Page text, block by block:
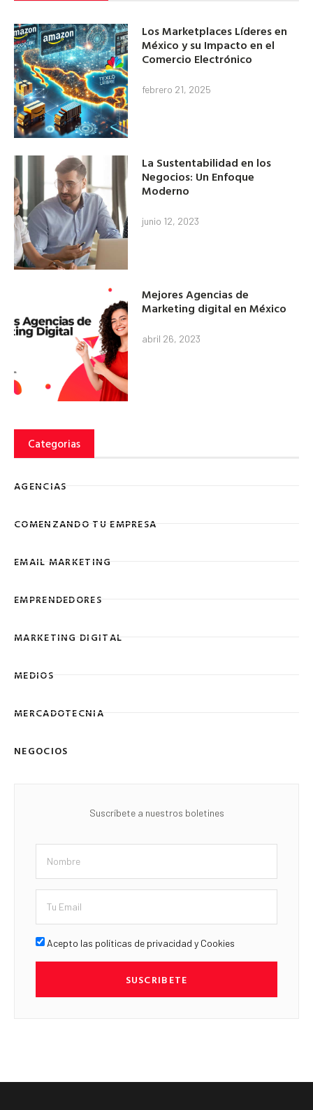
Los Marketplaces Líderes en
México y su Impacto en el
Comercio Electrónico
febrero 21, 2025
La Sustentabilidad en los
Negocios: Un Enfoque
Moderno
junio 12, 2023
Mejores Agencias de
Marketing digital en México
abril 26, 2023
Categorias
AGENCIAS
COMENZANDO TU EMPRESA
EMAIL MARKETING
EMPRENDEDORES
MARKETING DIGITAL
MEDIOS
MERCADOTECNIA
NEGOCIOS
Suscríbete a nuestros boletines
Acepto las políticas de privacidad y Cookies
SUSCRIBETE